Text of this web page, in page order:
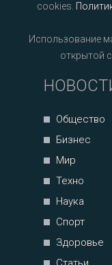
cookies.
Использование
открытой
Общество
Бизнес
Мир
Техно
Наука
Спорт
Здоровье